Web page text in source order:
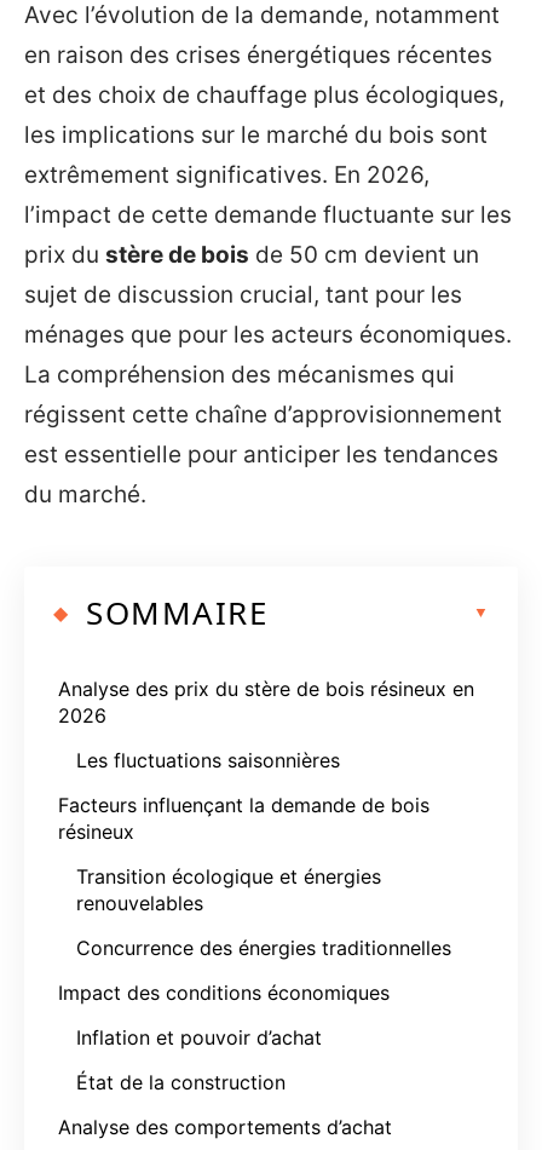
Avec l’évolution de la demande, notamment
en raison des crises énergétiques récentes
et des choix de chauffage plus écologiques,
les implications sur le marché du bois sont
extrêmement significatives. En 2026,
l’impact de cette demande fluctuante sur les
prix du stère de bois de 50 cm devient un
sujet de discussion crucial, tant pour les
ménages que pour les acteurs économiques.
La compréhension des mécanismes qui
régissent cette chaîne d’approvisionnement
est essentielle pour anticiper les tendances
du marché.
SOMMAIRE
Analyse des prix du stère de bois résineux en
2026
Les fluctuations saisonnières
Facteurs influençant la demande de bois
résineux
Transition écologique et énergies
renouvelables
Concurrence des énergies traditionnelles
Impact des conditions économiques
Inflation et pouvoir d’achat
État de la construction
Analyse des comportements d’achat